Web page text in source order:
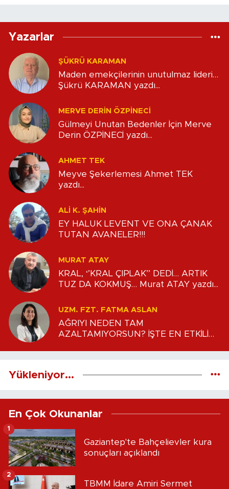
Yazarlar
ŞÜKRÜ KARAMAN
Maden emekçilerinin unutulmaz lideri…
Şükrü KARAMAN yazdı...
MERVE DERIN ÖZPİNECİ
Gülmeyi Unutan Bedenler İçin Merve
Derin ÖZPİNECİ yazdı...
AHMET TEK
Meyve Şekerlemesi Ahmet TEK
yazdı...
ALİ K. ŞAHİN
EY HALUK LEVENT VE ONA ÇANAK
TUTAN AVANELER!!!
MURAT ATAY
KRAL, ‘’KRAL ÇIPLAK’’ DEDİ… ARTIK
TUZ DA KOKMUŞ… Murat ATAY yazdı...
UZM. FZT. FATMA ASLAN
AĞRIYI NEDEN TAM
AZALTAMIYORSUN? İŞTE EN ETKİLİ
Yükleniyor...
En Çok Okunanlar
Gaziantep'te Bahçelievler kura
sonuçları açıklandı
1
TBMM İdare Amiri Sermet
2